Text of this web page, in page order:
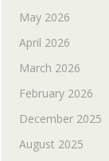
May 2026
April 2026
March 2026
February 2026
December 2025
August 2025